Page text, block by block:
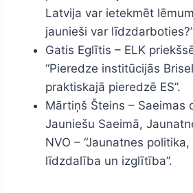
Latvija var ietekmēt
jaunieši var
Gatis Eglītis – ELK
“Pieredze institūcijās
praktiskajā pieredzē ES”.
Mārtiņš Šteins – Saeimas
Jauniešu Saeimā,
NVO – “Jaunatnes
līdzdalība un izglītība”.